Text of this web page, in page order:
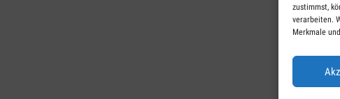
zustimmst,
verarbeiten.
Merkmale